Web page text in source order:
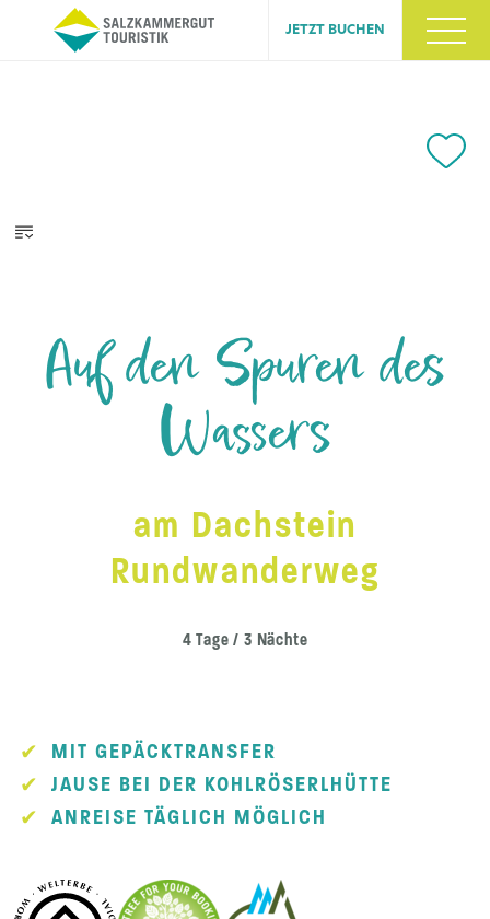
JETZT BUCHEN
Auf den Spuren des
Wassers
am Dachstein
Rundwanderweg
4 Tage / 3 Nächte
MIT GEPÄCKTRANSFER
JAUSE BEI DER KOHLRÖSERLHÜTTE
ANREISE TÄGLICH MÖGLICH